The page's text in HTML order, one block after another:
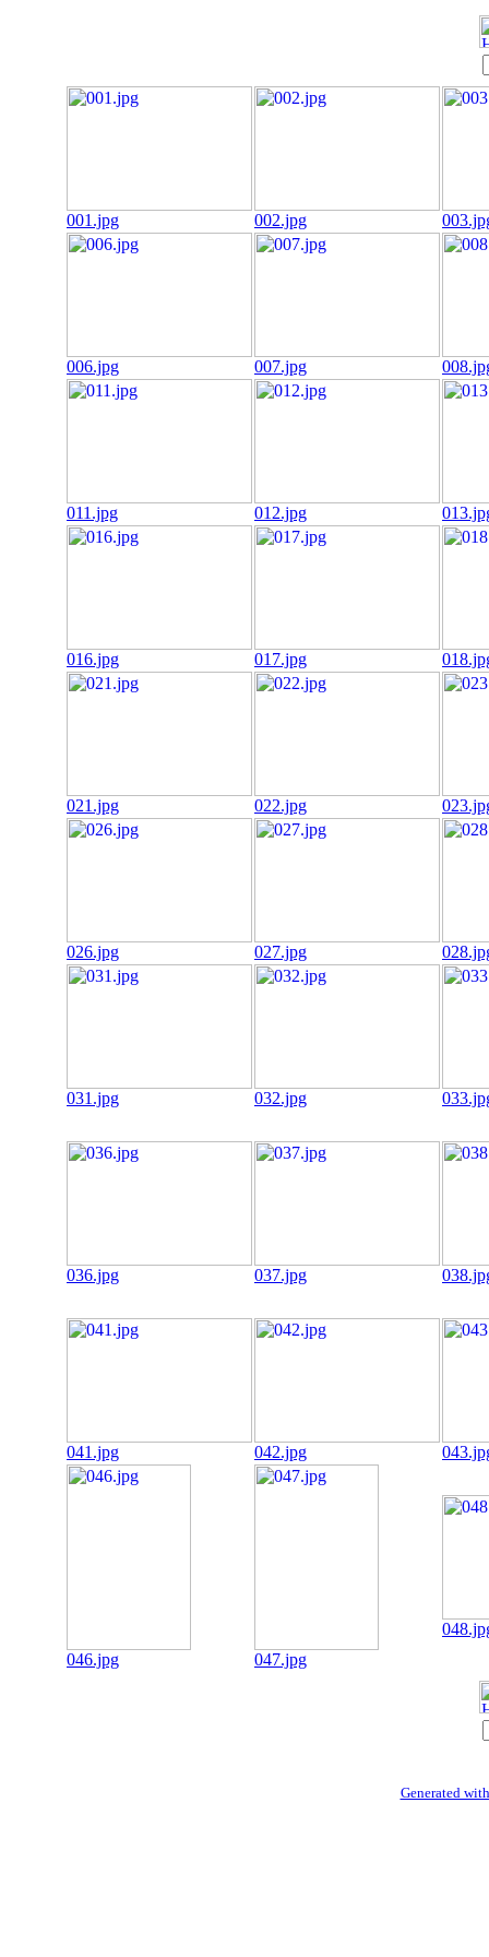
001.jpg 002.jpg
006.jpg 007.jpg
011.jpg 012.jpg
016.jpg 017.jpg
021.jpg 022.jpg
026.jpg 027.jpg
031.jpg 032.jpg
036.jpg 037.jpg
041.jpg 042.jpg
046.jpg 047.jpg
Generated